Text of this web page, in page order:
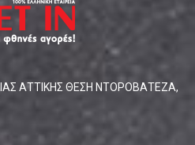
ΑΤΤΙΚΗΣ ΘΕΣΗ ΝΤΟΡΟΒΑΤΕΖΑ,